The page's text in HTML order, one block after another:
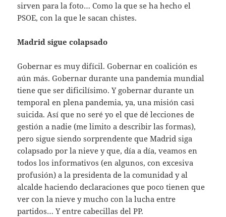
sirven para la foto… Como la que se ha hecho el
PSOE, con la que le sacan chistes.
Madrid sigue colapsado
Gobernar es muy difícil. Gobernar en coalición es
aún más. Gobernar durante una pandemia mundial
tiene que ser dificilísimo. Y gobernar durante un
temporal en plena pandemia, ya, una misión casi
suicida. Así que no seré yo el que dé lecciones de
gestión a nadie (me limito a describir las formas),
pero sigue siendo sorprendente que Madrid siga
colapsado por la nieve y que, día a día, veamos en
todos los informativos (en algunos, con excesiva
profusión) a la presidenta de la comunidad y al
alcalde haciendo declaraciones que poco tienen que
ver con la nieve y mucho con la lucha entre
partidos… Y entre cabecillas del PP.